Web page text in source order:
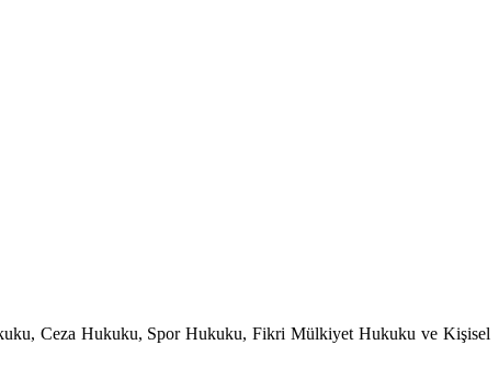
Ceza Hukuku, Spor Hukuku, Fikri Mülkiyet Hukuku ve Kişisel